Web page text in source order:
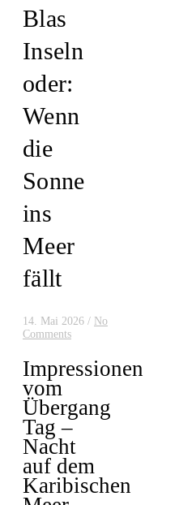
Blas
Inseln
oder:
Wenn
die
Sonne
ins
Meer
fällt
14. Mai 2026 / No
Comments
Impressionen
vom
Übergang
Tag –
Nacht
auf dem
Karibischen